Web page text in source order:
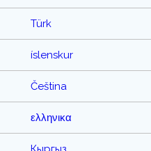
Türk
íslenskur
Čeština
ελληνικα